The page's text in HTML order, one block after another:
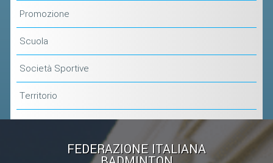
Promozione
Scuola
Società Sportive
Territorio
FEDERAZIONE ITALIANA
CAMPIONATI A SQUADRE
CLASSIFICHE 2013-2020
MODULI
MANIFESTAZIONI SPORTIVE